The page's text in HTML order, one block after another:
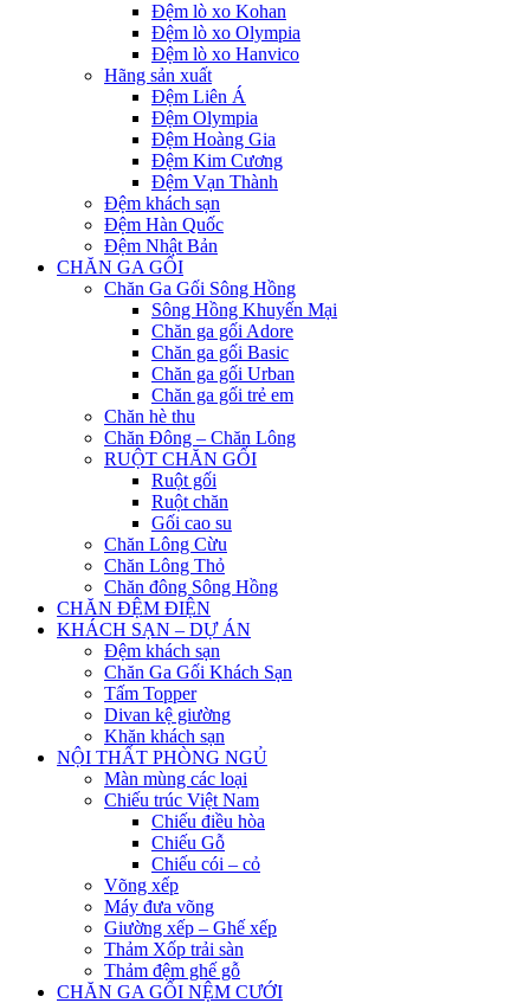
Đệm lò xo Kohan
Đệm lò xo Olympia
Đệm lò xo Hanvico
Hãng sản xuất
Đệm Liên Á
Đệm Olympia
Đệm Hoàng Gia
Đệm Kim Cương
Đệm Vạn Thành
Đệm khách sạn
Đệm Hàn Quốc
Đệm Nhật Bản
CHĂN GA GỐI
Chăn Ga Gối Sông Hồng
Sông Hồng Khuyến Mại
Chăn ga gối Adore
Chăn ga gối Basic
Chăn ga gối Urban
Chăn ga gối trẻ em
Chăn hè thu
Chăn Đông – Chăn Lông
RUỘT CHĂN GỐI
Ruột gối
Ruột chăn
Gối cao su
Chăn Lông Cừu
Chăn Lông Thỏ
Chăn đông Sông Hồng
CHĂN ĐỆM ĐIỆN
KHÁCH SẠN – DỰ ÁN
Đệm khách sạn
Chăn Ga Gối Khách Sạn
Tấm Topper
Divan kệ giường
Khăn khách sạn
NỘI THẤT PHÒNG NGỦ
Màn mùng các loại
Chiếu trúc Việt Nam
Chiếu điều hòa
Chiếu Gỗ
Chiếu cói – cỏ
Võng xếp
Máy đưa võng
Giường xếp – Ghế xếp
Thảm Xốp trải sàn
Thảm đệm ghế gỗ
CHĂN GA GỐI NỆM CƯỚI